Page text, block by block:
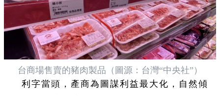
台商場售賣的豬肉製品（圖源：台灣“中央社”）
利字當頭，產商為圖謀利益最大化，自然傾